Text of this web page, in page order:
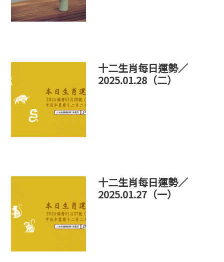
十二生肖每日運勢／
2025.01.28（二）
十二生肖每日運勢／
2025.01.27（一）